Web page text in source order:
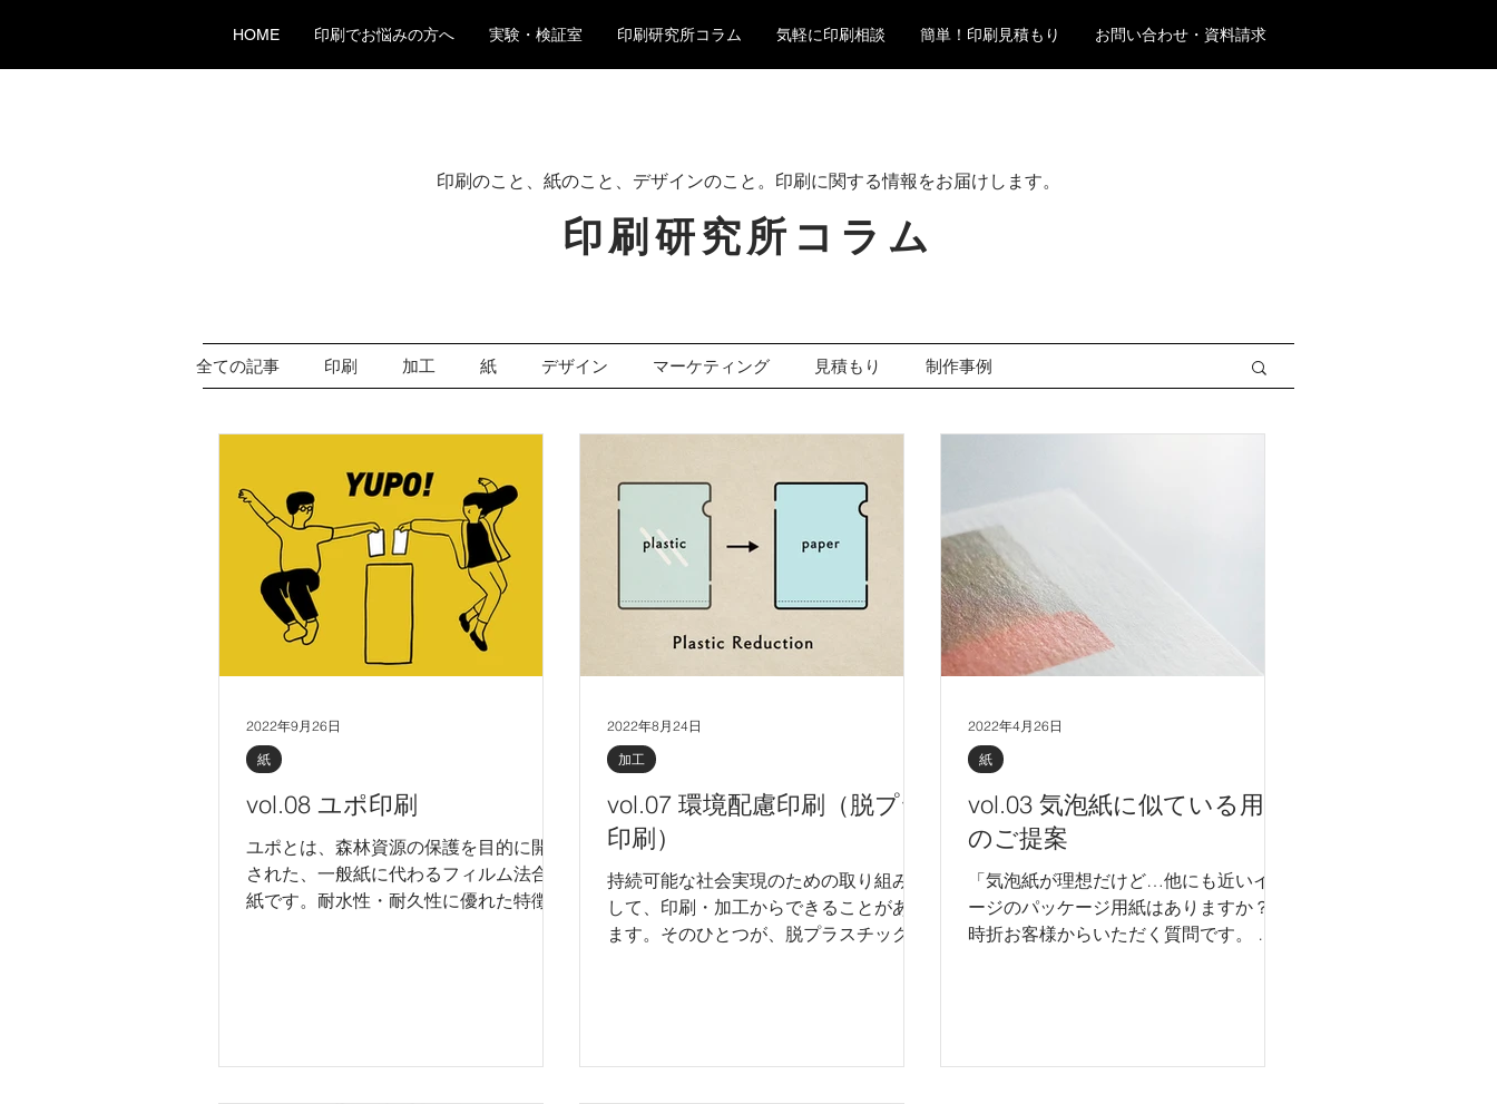
HOME 印刷でお悩みの方へ 実験・検証室 印刷研究所コラム 気軽に印刷相談 簡単！印刷見積もり お問い合わせ・資料請求
印刷のこと、紙のこと、デザインのこと。印刷に関する情報をお届けします。
印刷研究所コラム
全ての記事 印刷 加工 紙 デザイン マーケティング 見積もり 制作事例
vol.08 ユポ印刷
ユポとは、森林資源の保護を目的に開発
された、一般紙に代わるフィルム法合成
紙です。耐水性・耐久性に優れた特徴
紙
2022年9月26日
vol.07 環境配慮印刷（脱プラ
印刷）
持続可能な社会実現のための取り組みと
して、印刷・加工からできることがあり
ます。そのひとつが、脱プラスチックの
加工
2022年8月24日
vol.03 気泡紙に似ている用紙
のご提案
「気泡紙が理想だけど…他にも近いイメ
ージのパッケージ用紙はありますか？」
時折お客様からいただく質問です。 お
います。
紙
2022年4月26日